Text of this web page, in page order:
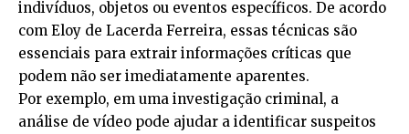
indivíduos, objetos ou eventos específicos. De acordo
com Eloy de Lacerda Ferreira, essas técnicas são
essenciais para extrair informações críticas que
podem não ser imediatamente aparentes.
Por exemplo, em uma investigação criminal, a
análise de vídeo pode ajudar a identificar suspeitos